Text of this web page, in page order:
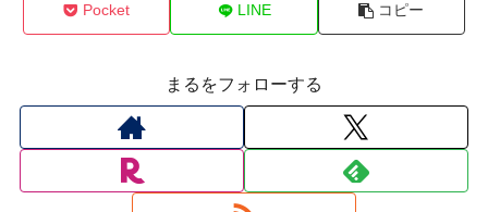
Pocket LINE コピー
まるをフォローする